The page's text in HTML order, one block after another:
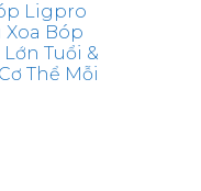
Ligpro
Xoa Bóp
Tuổi &
Thể Mỗi